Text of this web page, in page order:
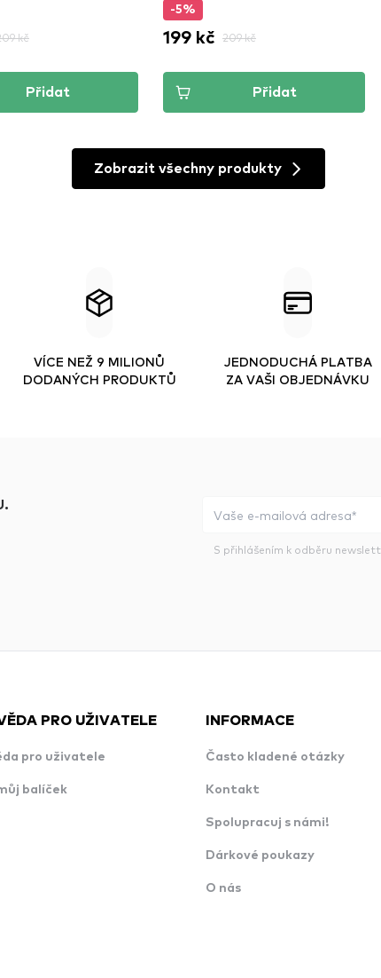
kč
Přidat
-5%
199 kč 209 kč
Přidat
Zobrazit všechny produkty
VÍCE NEŽ 9 MILIONŮ
DODANÝCH PRODUKTŮ
JEDNODUCHÁ PLATBA
ZA VAŠI OBJEDNÁVKU
S přihlášením k odběru
PRO UŽIVATELE
pro uživatele
balíček
INFORMACE
Často kladené otázky
Kontakt
Spolupracuj s námi!
Dárkové poukazy
O nás